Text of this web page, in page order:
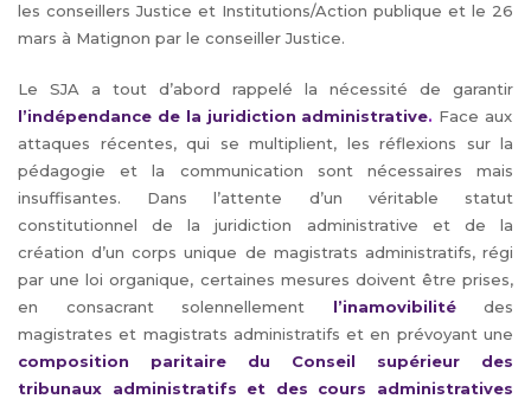
les conseillers Justice et Institutions/Action publique et le 26
mars à Matignon par le conseiller Justice.
Le SJA a tout d’abord rappelé la nécessité de garantir
l’indépendance de la juridiction administrative. Face aux
attaques récentes, qui se multiplient, les réflexions sur la
pédagogie et la communication sont nécessaires mais
insuffisantes. Dans l’attente d’un véritable statut
constitutionnel de la juridiction administrative et de la
création d’un corps unique de magistrats administratifs, régi
par une loi organique, certaines mesures doivent être prises,
en consacrant solennellement l’inamovibilité des
magistrates et magistrats administratifs et en prévoyant une
composition paritaire du Conseil supérieur des
tribunaux administratifs et des cours administratives